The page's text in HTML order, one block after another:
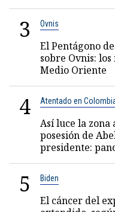
3 Ovnis
El Pentágono
sobre Ovnis:
Medio Oriente
4 Atentado en
Así luce la zona
posesión de
presidente:
5 Biden
El cáncer del